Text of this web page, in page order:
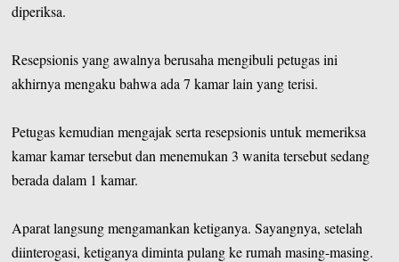
diperiksa.
Resepsionis yang awalnya berusaha mengibuli petugas ini
akhirnya mengaku bahwa ada 7 kamar lain yang terisi.
Petugas kemudian mengajak serta resepsionis untuk memeriksa
kamar kamar tersebut dan menemukan 3 wanita tersebut sedang
berada dalam 1 kamar.
Aparat langsung mengamankan ketiganya. Sayangnya, setelah
diinterogasi, ketiganya diminta pulang ke rumah masing-masing.